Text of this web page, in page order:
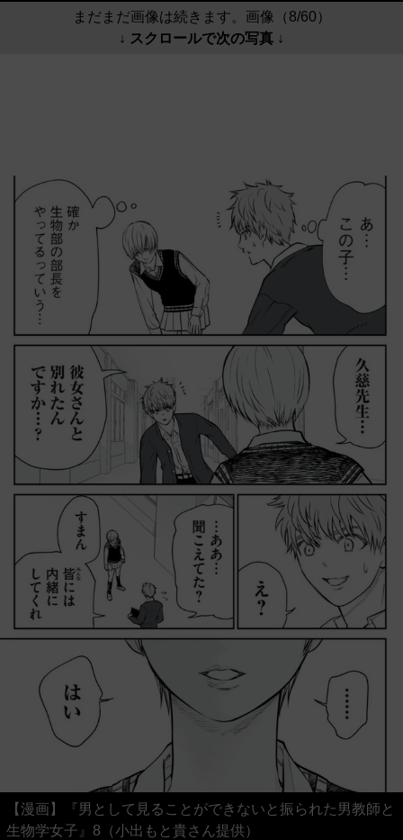
まだまだ画像は続きます。画像（8/60）
↓ スクロールで次の写真 ↓
【漫画】『男として見ることができないと振られた男教師と
生物学女子』8（小出もと貴さん提供）